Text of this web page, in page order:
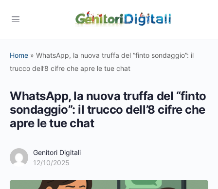
Home » WhatsApp, la nuova truffa del “finto sondaggio”: il
trucco dell’8 cifre che apre le tue chat
WhatsApp, la nuova truffa del “finto
sondaggio”: il trucco dell’8 cifre che
apre le tue chat
Genitori Digitali
12/10/2025